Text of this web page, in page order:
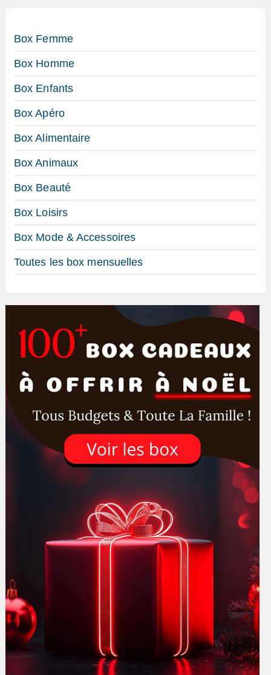
Box Femme
Box Homme
Box Enfants
Box Apéro
Box Alimentaire
Box Animaux
Box Beauté
Box Loisirs
Box Mode & Accessoires
Toutes les box mensuelles